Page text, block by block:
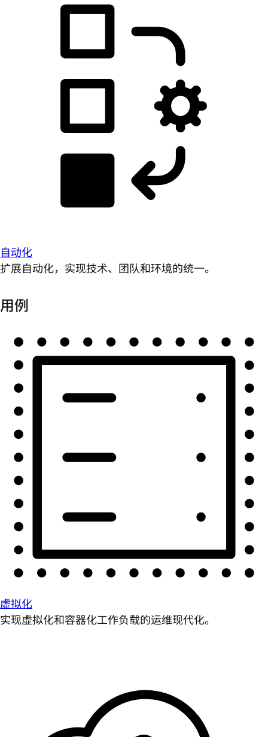
自动化
扩展自动化，实现技术、团队和环境的统一。
用例
虚拟化
实现虚拟化和容器化工作负载的运维现代化。